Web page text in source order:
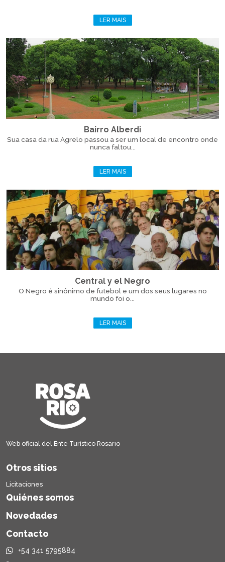
LER MAIS
Bairro Alberdi
Sua casa da rua Agrelo passou a ser um local de encontro onde
nunca faltou...
LER MAIS
Central y el Negro
O Negro é sinônimo de futebol e um dos seus lugares no
mundo foi o...
LER MAIS
Web oficial del Ente Turístico Rosario
Otros sitios
Licitaciones
Quiénes somos
Novedades
Contacto
+54 341 5795884